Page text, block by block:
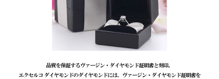
品質を保証するヴァージン・ダイヤモンド証明書と刻印。
エクセルコ ダイヤモンドのダイヤモンドには、ヴァージン・ダイヤモンド証明書を